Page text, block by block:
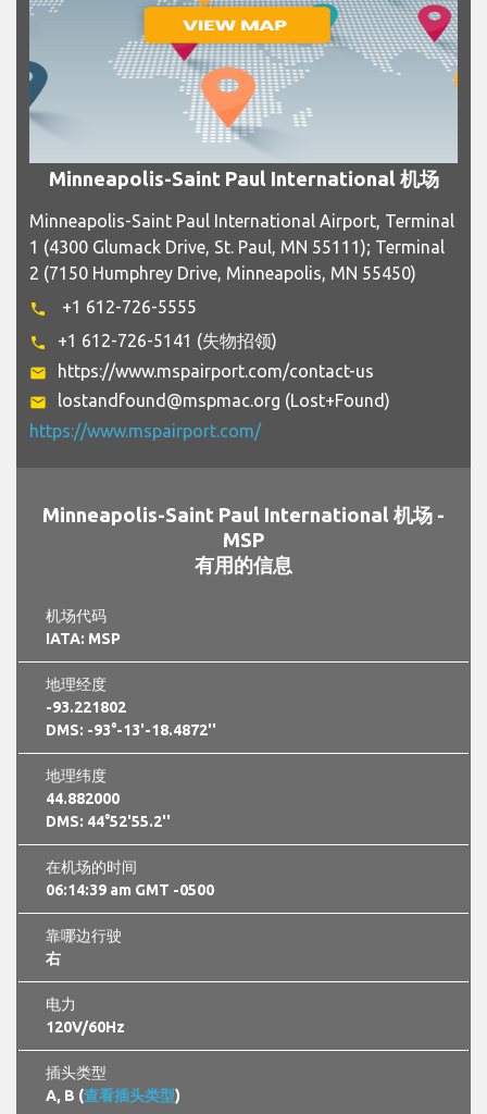
Minneapolis-Saint Paul International 机场
Minneapolis-Saint Paul International Airport, Terminal
1 (4300 Glumack Drive, St. Paul, MN 55111); Terminal
2 (7150 Humphrey Drive, Minneapolis, MN 55450)
phone +1 612-726-5555
phone +1 612-726-5141 (失物招领)
email https://www.mspairport.com/contact-us
email
lostandfound@mspmac.org (Lost+Found)
https://www.mspairport.com/
Minneapolis-Saint Paul International 机场 -
MSP
有用的信息
机场代码
IATA: MSP
地理经度
-93.221802
DMS: -93°-13'-18.4872''
地理纬度
44.882000
DMS: 44°52'55.2''
在机场的时间
06:14:40 am GMT -0500
靠哪边行驶
右
电力
120V/60Hz
插头类型
A, B (查看插头类型)